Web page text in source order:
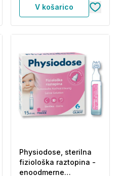
V košarico
Physiodose, sterilna
fiziološka raztopina -
enoodmerne